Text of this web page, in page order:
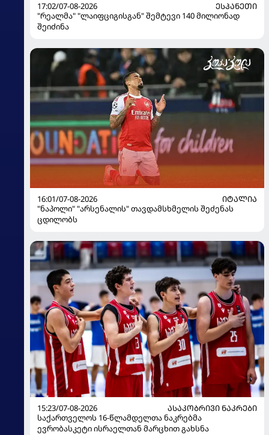
17:02/07-08-2026
ᲔᲡᲞᲐᲜᲔᲗᲘ
"რეალმა" "ლაიფციგისგან" შემტევი 140 მილიონად
შეიძინა
16:01/07-08-2026
ᲘᲢᲐᲚᲘᲐ
"ნაპოლი" "არსენალის" თავდამსხმელის შეძენას
ცდილობს
15:23/07-08-2026
ᲐᲡᲐᲙᲝᲑᲠᲘᲕᲘ ᲜᲐᲙᲠᲔᲑᲘ
საქართველოს 16-წლამდელთა ნაკრებმა
ევრობასკეტი ისრაელთან მარცხით გახსნა